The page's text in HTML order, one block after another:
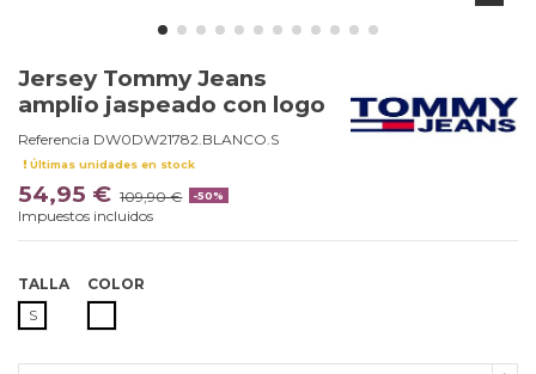
Jersey Tommy Jeans
amplio jaspeado con logo
Referencia DW0DW21782.BLANCO.S
Últimas unidades en stock
54,95 € 109,90 € -50%
Impuestos incluidos
TALLA
S
COLOR